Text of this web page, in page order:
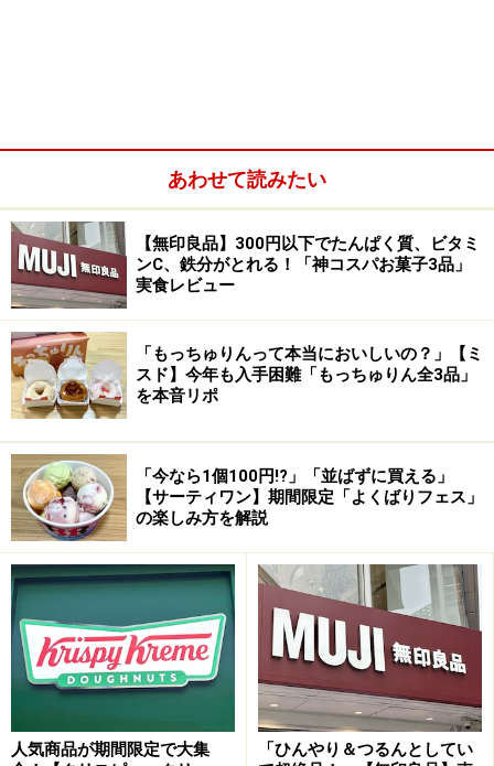
「ラ・パティスリー・ベルジュ」の鈴木貴信シェフ
奥行きのある店内は、ガラス越しに厨房の様子が見える
作り。ちょうど、鈴木シェフがパウンドケーキ状の生地
にチョコレートの上掛けをしていらっしゃいました。
1つの建物の左半分がパティスリー、右半分が宝飾品店
という作りも珍しいですが、実はもともと、鈴木シェフ
のお母様が宝飾品店をなさっていて、それを改装する形
でパティスリーをオープンされたそうです。
「ラ・パティスリー・ベルジュ」の「ベルジュ」（税込420
円）と「ミゼラブル」（税込380円）、「いちごのタルト」
（税込430円）
華やかな生菓子が多数並ぶショーケースの中でも、まず
選んでいただきたいのは、 “ベルギーの、ベルギー人
あわせて読みたい
【無印良品】300円以下でたんぱく質、ビタミ
ンC、鉄分がとれる！「神コスパお菓子3品」
実食レビュー
「もっちゅりんって本当においしいの？」【ミ
スド】今年も入手困難「もっちゅりん全3品」
を本音リポ
「今なら1個100円!?」「並ばずに買える」
【サーティワン】期間限定「よくばりフェス」
の楽しみ方を解説
人気商品が期間限定で大集
「ひんやり＆つるんとしてい